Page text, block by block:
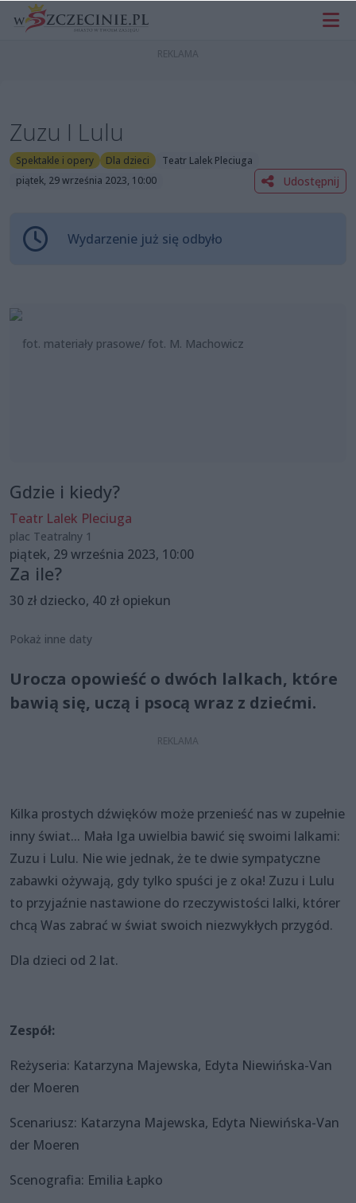
Zuzu I Lulu
Spektakle i opery Dla dzieci
Teatr Lalek Pleciuga
piątek, 29 września 2023, 10:00
Udostępnij
Wydarzenie już się odbyło
fot. materiały prasowe/ fot. M. Machowicz
Gdzie i kiedy?
Teatr Lalek Pleciuga
plac Teatralny 1
piątek, 29 września 2023, 10:00
Za ile?
30 zł dziecko, 40 zł opiekun
Pokaż inne daty
Urocza opowieść o dwóch lalkach, które
bawią się, uczą i psocą wraz z dziećmi.
Kilka prostych dźwięków może przenieść nas w zupełnie
inny świat... Mała Iga uwielbia bawić się swoimi lalkami:
Zuzu i Lulu. Nie wie jednak, że te dwie sympatyczne
zabawki ożywają, gdy tylko spuści je z oka! Zuzu i Lulu
to przyjaźnie nastawione do rzeczywistości lalki, którer
chcą Was zabrać w świat swoich niezwykłych przygód.
Dla dzieci od 2 lat.
Zespół:
Reżyseria: Katarzyna Majewska, Edyta Niewińska-Van
der Moeren
Scenariusz: Katarzyna Majewska, Edyta Niewińska-Van
der Moeren
Scenografia: Emilia Łapko